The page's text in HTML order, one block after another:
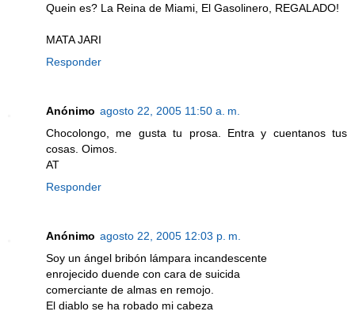
Quein es? La Reina de Miami, El Gasolinero, REGALADO!
MATA JARI
Responder
Anónimo agosto 22, 2005 11:50 a. m.
Chocolongo, me gusta tu prosa. Entra y cuentanos tus
cosas. Oimos.
AT
Responder
Anónimo agosto 22, 2005 12:03 p. m.
Soy un ángel bribón lámpara incandescente
enrojecido duende con cara de suicida
comerciante de almas en remojo.
El diablo se ha robado mi cabeza